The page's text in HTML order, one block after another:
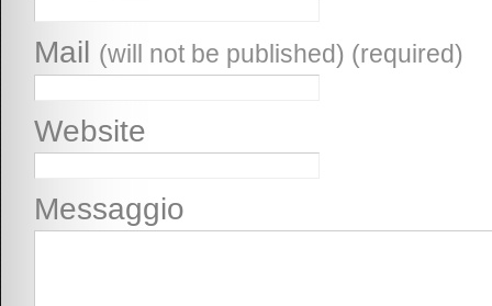
Mail (will not be published) (required)
Website
Messaggio